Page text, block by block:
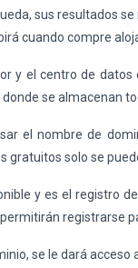
sus resultados
cuando compre
y el centro de
se almacenan
el nombre de
gratuitos solo se
y es el registro
registrarse
se le dará